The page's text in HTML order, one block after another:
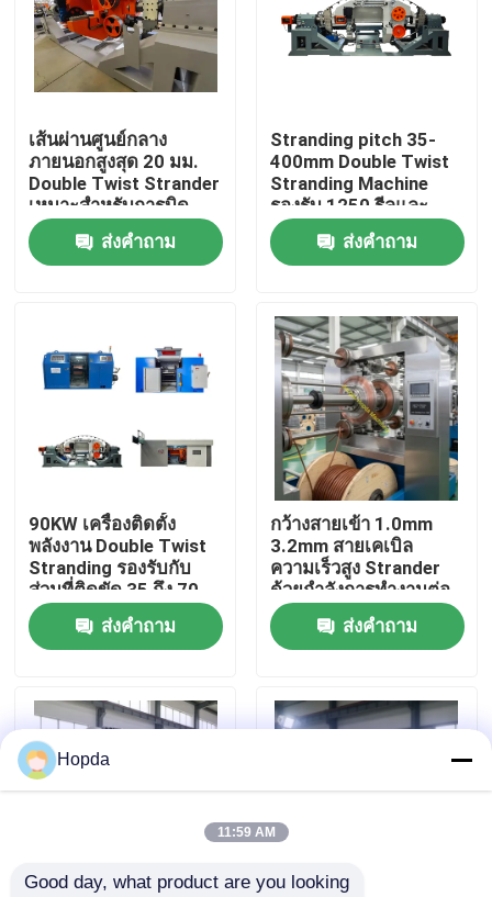
หน้าแรก
เกี่ยวกับเรา
ทัวร์โรงงาน
การควบคุมคุณภาพ
ข่าว
ขอใบเสนอราคา
เส้นผ่านศูนย์กลาง
ภายนอกสูงสุด 20 มม.
Double Twist Strander
เหมาะสำหรับการบิด
ลวดม้วน 1250 และการ
ผลิตสายเคเบิล
อุตสาหกรรม
ส่งคำถาม
Stranding pitch 35-
400mm Double Twist
Stranding Machine
รองรับ 1250 รีลและ
กำลังการทำงานรายวัน
15KW ออกแบบมา
สำหรับการผลิตสาย
ส่งคำถาม
90KW เครื่องติดตั้ง
พลังงาน Double Twist
Stranding รองรับกับ
ส่วนที่ติดขัด 35 ถึง 70
มม2 รีล กว้าง 1250 มม
ส่งคำถาม
กว้างสายเข้า 1.0mm
3.2mm สายเคเบิล
ความเร็วสูง Strander
ด้วยกําลังการทํางานต่อ
วัน 15KW สําหรับการ
ผลิตสายเคเบิล
ส่งคำถาม
Hopda
11:59 AM
Good day, what product are you looking